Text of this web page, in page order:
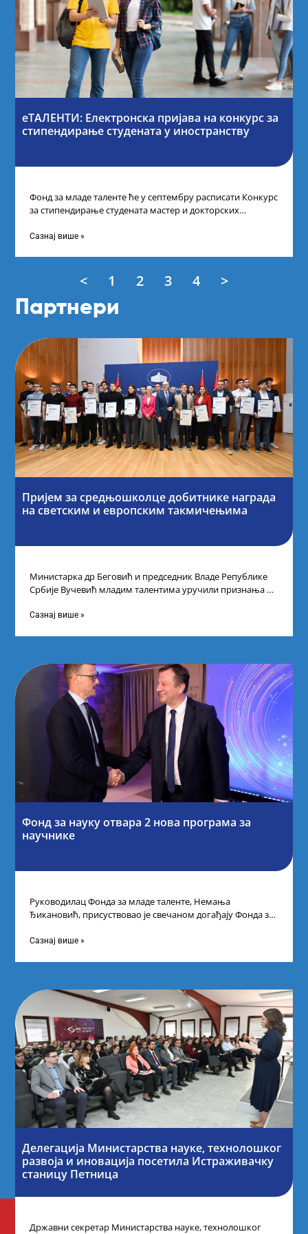
еТАЛЕНТИ: Електронска пријава на конкурс за
стипендирање студената у иностранству
Фонд за младе таленте ће у септембру расписати Конкурс
за стипендирање студената мастер и докторских
Сазнај више »
< 1 2 3 4 >
Партнери
Пријем за средњошколце добитнике награда
на светским и европским такмичењима
Министарка др Беговић и председник Владе Републике
Србије Вучевић младим талентима уручили признања У
Сазнај више »
Фонд за науку отвара 2 нова програма за
научнике
Руководилац Фонда за младе таленте, Немања
Ђикановић, присуствовао је свечаном догађају Фонда за
Сазнај више »
Делегација Министарства науке, технолошког
развоја и иновација посетила Истраживачку
станицу Петница
Државни секретар Министарства науке, технолошког